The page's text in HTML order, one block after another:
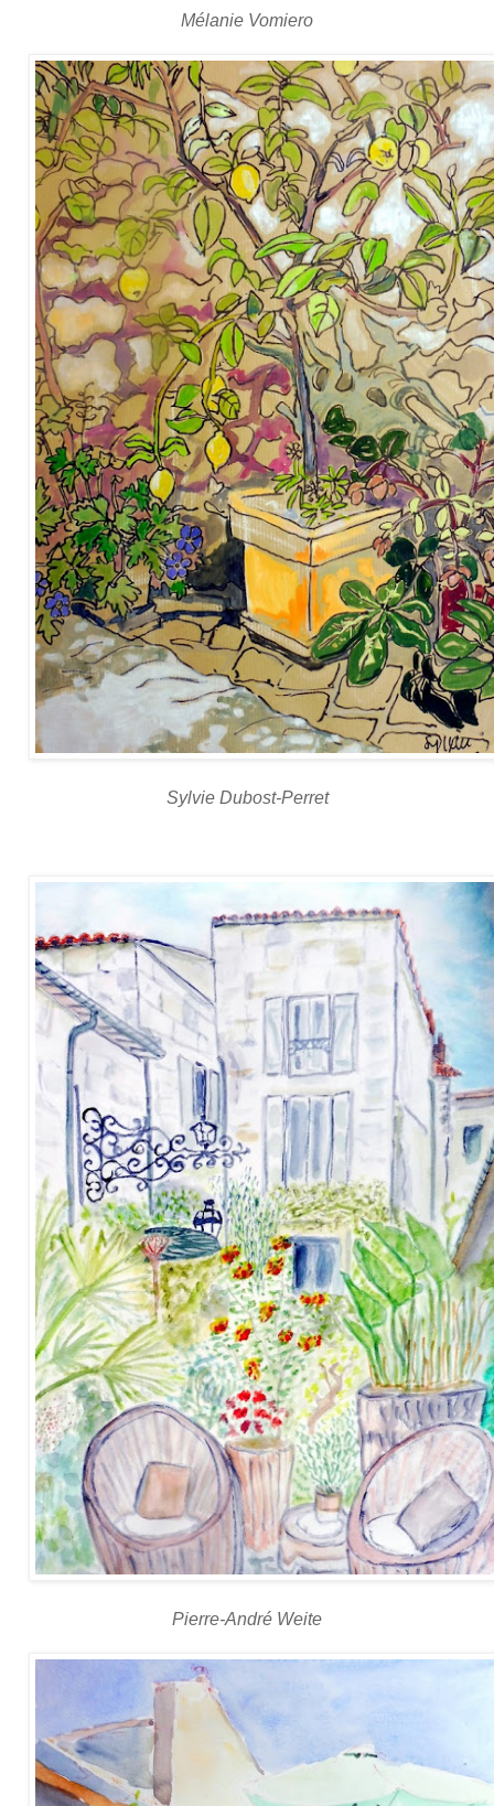
Mélanie Vomiero
Sylvie Dubost-Perret
Pierre-André Weite